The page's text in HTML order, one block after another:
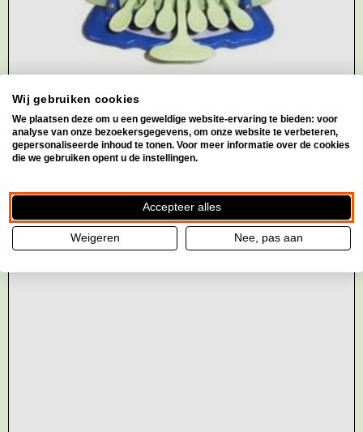
Wij gebruiken cookies
We plaatsen deze om u een geweldige website-ervaring te bieden: voor
analyse van onze bezoekersgegevens, om onze website te verbeteren,
gepersonaliseerde inhoud te tonen. Voor meer informatie over de cookies
die we gebruiken opent u de instellingen.
Accepteer alles
Weigeren Nee, pas aan